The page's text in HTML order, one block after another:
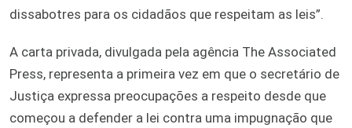
dissabotres para os cidadãos que respeitam as leis”.
A carta privada, divulgada pela agência The Associated
Press, representa a primeira vez em que o secretário de
Justiça expressa preocupações a respeito desde que
começou a defender a lei contra uma impugnação que